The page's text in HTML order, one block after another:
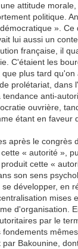
attitude
politique.
». Ce
lui aussi un
française, il
C'étaient les
plus tard qu'on
prolétariat, dans
anti-
ouvrière,
étant en faveur
après le congrès
« autorité »,
cette «
son sens
développer, en
mises
d'organisation.
par le
fondements
Bakounine,